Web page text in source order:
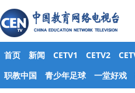
首页 新闻 CETV1 CETV2
职教中国
青少年足球 一堂好戏